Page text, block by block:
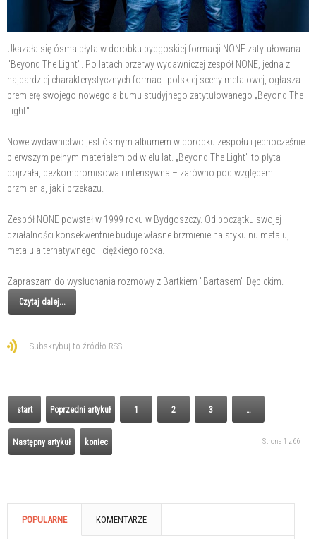
Ukazała się ósma płyta w dorobku bydgoskiej formacji NONE zatytułowana
"Beyond The Light". Po latach przerwy wydawniczej zespół NONE, jedna z
najbardziej charakterystycznych formacji polskiej sceny metalowej, ogłasza
premierę swojego nowego albumu studyjnego zatytułowanego „Beyond The
Light".
Nowe wydawnictwo jest ósmym albumem w dorobku zespołu i jednocześnie
pierwszym pełnym materiałem od wielu lat. „Beyond The Light" to płyta
dojrzała, bezkompromisowa i intensywna – zarówno pod względem
brzmienia, jak i przekazu.
Zespół NONE powstał w 1999 roku w Bydgoszczy. Od początku swojej
działalności konsekwentnie buduje własne brzmienie na styku nu metalu,
metalu alternatywnego i ciężkiego rocka.
Zapraszam do wysłuchania rozmowy z Bartkiem "Bartasem" Dębickim.
Czytaj dalej...
Subskrybuj to źródło RSS
start Poprzedni artykuł 1 2 3 …
Następny artykuł koniec Strona 1 z 66
POPULARNE KOMENTARZE